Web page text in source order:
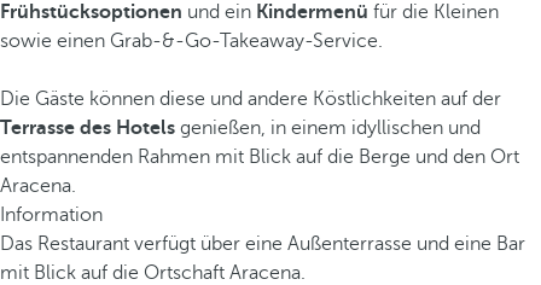
Frühstücksoptionen und ein Kindermenü für die Kleinen
sowie einen Grab-&-Go-Takeaway-Service.
Die Gäste können diese und andere Köstlichkeiten auf der
Terrasse des Hotels genießen, in einem idyllischen und
entspannenden Rahmen mit Blick auf die Berge und den Ort
Aracena.
Information
Das Restaurant verfügt über eine Außenterrasse und eine Bar
mit Blick auf die Ortschaft Aracena.